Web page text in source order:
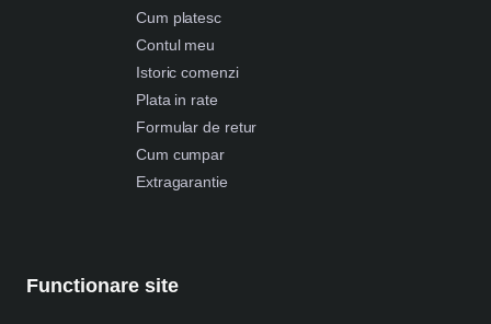
Cum platesc
Contul meu
Istoric comenzi
Plata in rate
Formular de retur
Cum cumpar
Extragarantie
Functionare site